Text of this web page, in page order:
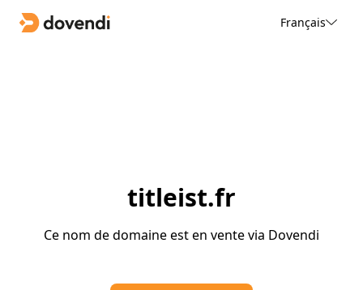
Français
titleist.fr
Ce nom de domaine est en vente via Dovendi